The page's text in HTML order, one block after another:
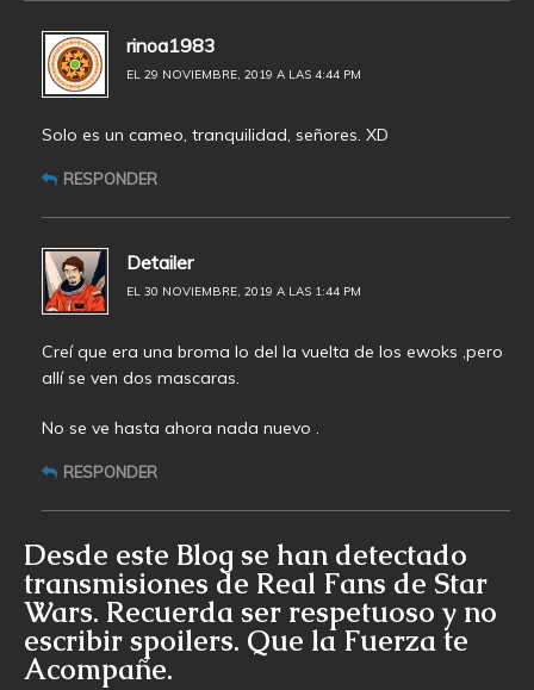
rinoa1983
EL 29 NOVIEMBRE, 2019 A LAS 4:44 PM
Solo es un cameo, tranquilidad, señores. XD
RESPONDER
Detailer
EL 30 NOVIEMBRE, 2019 A LAS 1:44 PM
Creí que era una broma lo del la vuelta de los ewoks ,pero
allí se ven dos mascaras.
No se ve hasta ahora nada nuevo .
RESPONDER
Desde este Blog se han detectado
transmisiones de Real Fans de Star
Wars. Recuerda ser respetuoso y no
escribir spoilers. Que la Fuerza te
Acompañe.